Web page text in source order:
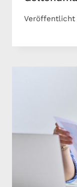
Veröffentlicht